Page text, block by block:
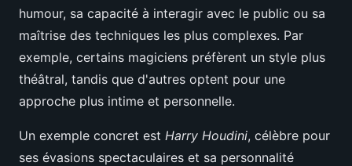
humour, sa capacité à interagir avec le public ou sa
maîtrise des techniques les plus complexes. Par
exemple, certains magiciens préfèrent un style plus
théâtral, tandis que d'autres optent pour une
approche plus intime et personnelle.
Un exemple concret est Harry Houdini, célèbre pour
ses évasions spectaculaires et sa personnalité